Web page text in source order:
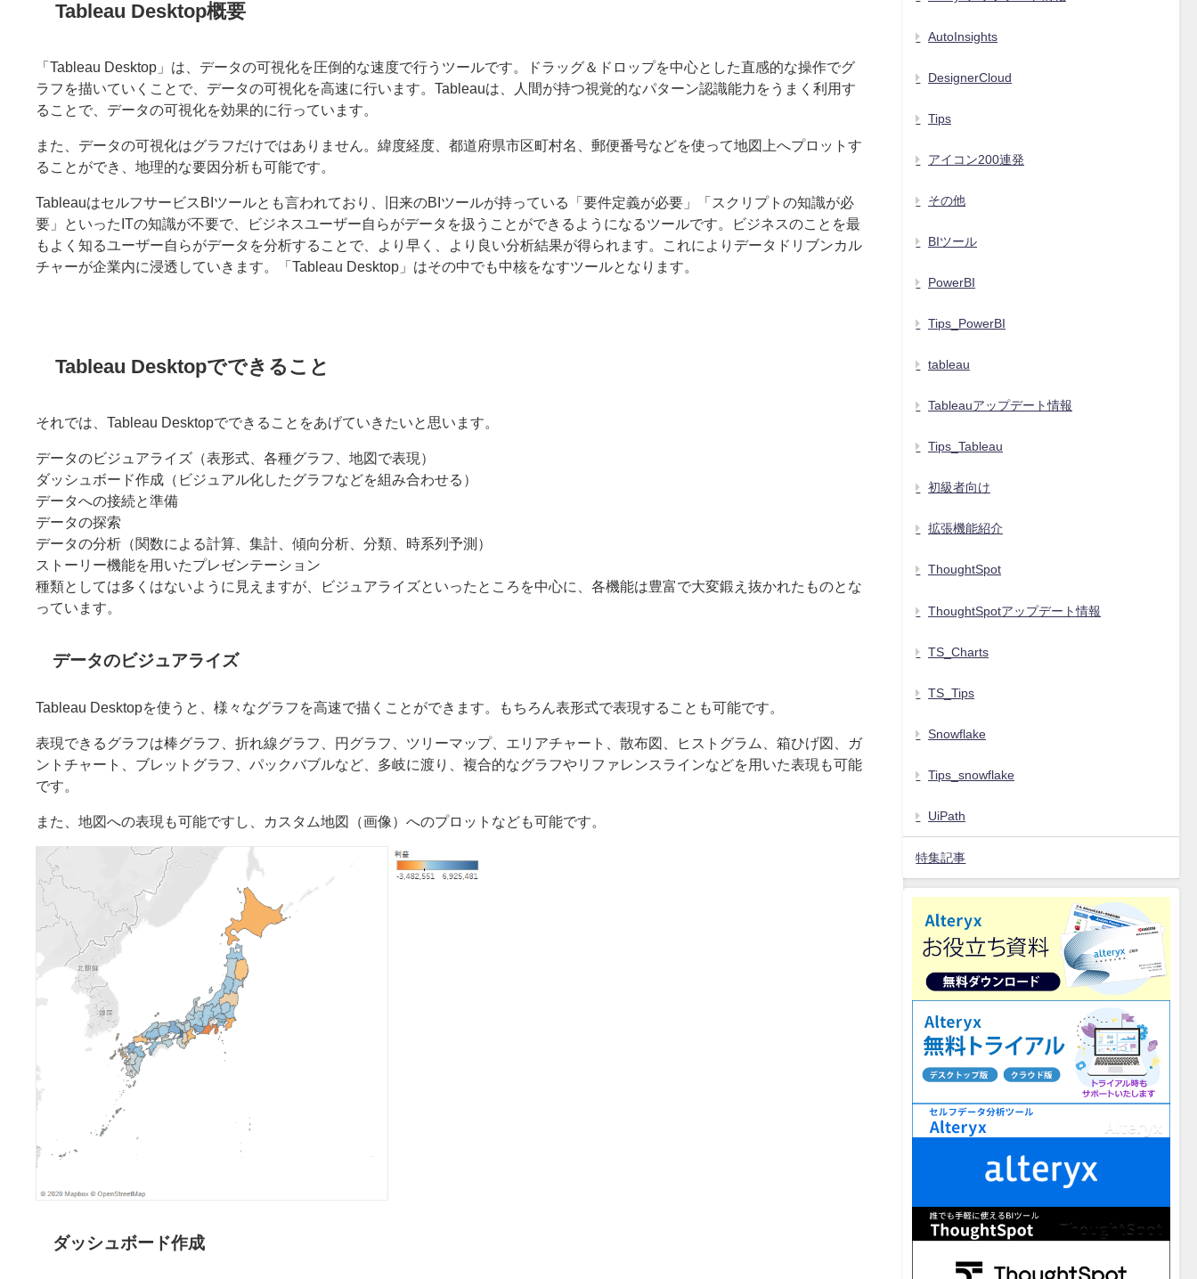
Tableau Desktop概要
「Tableau Desktop」は、データの可視化を圧倒的な速度で行うツールです。ドラッグ＆ドロップを中心とした直感的な操作でグ
ラフを描いていくことで、データの可視化を高速に行います。Tableauは、人間が持つ視覚的なパターン認識能力をうまく利用す
ることで、データの可視化を効果的に行っています。
また、データの可視化はグラフだけではありません。緯度経度、都道府県市区町村名、郵便番号などを使って地図上へプロットす
ることができ、地理的な要因分析も可能です。
TableauはセルフサービスBIツールとも言われており、旧来のBIツールが持っている「要件定義が必要」「スクリプトの知識が必
要」といったITの知識が不要で、ビジネスユーザー自らがデータを扱うことができるようになるツールです。ビジネスのことを最
もよく知るユーザー自らがデータを分析することで、より早く、より良い分析結果が得られます。これによりデータドリブンカル
チャーが企業内に浸透していきます。「Tableau Desktop」はその中でも中核をなすツールとなります。
Tableau Desktopでできること
それでは、Tableau Desktopでできることをあげていきたいと思います。
データのビジュアライズ（表形式、各種グラフ、地図で表現）
ダッシュボード作成（ビジュアル化したグラフなどを組み合わせる）
データへの接続と準備
データの探索
データの分析（関数による計算、集計、傾向分析、分類、時系列予測）
ストーリー機能を用いたプレゼンテーション
種類としては多くはないように見えますが、ビジュアライズといったところを中心に、各機能は豊富で大変鍛え抜かれたものとな
っています。
データのビジュアライズ
Tableau Desktopを使うと、様々なグラフを高速で描くことができます。もちろん表形式で表現することも可能です。
表現できるグラフは棒グラフ、折れ線グラフ、円グラフ、ツリーマップ、エリアチャート、散布図、ヒストグラム、箱ひげ図、ガ
ントチャート、ブレットグラフ、パックバブルなど、多岐に渡り、複合的なグラフやリファレンスラインなどを用いた表現も可能
です。
また、地図への表現も可能ですし、カスタム地図（画像）へのプロットなども可能です。
ダッシュボード作成
AutoInsights
DesignerCloud
Tips
アイコン200連発
その他
BIツール
PowerBI
Tips_PowerBI
tableau
Tableauアップデート情報
Tips_Tableau
初級者向け
拡張機能紹介
ThoughtSpot
ThoughtSpotアップデート情報
TS_Charts
TS_Tips
Snowflake
Tips_snowflake
UiPath
特集記事